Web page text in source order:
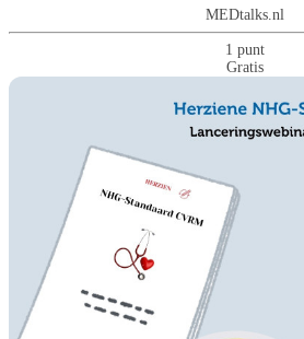
MEDtalks.nl
1 punt
Gratis